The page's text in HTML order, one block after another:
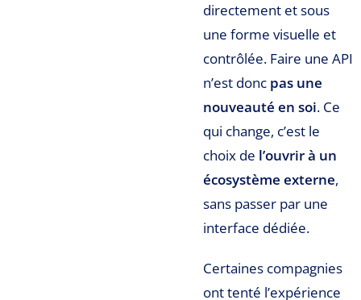
directement et sous
une forme visuelle et
contrôlée. Faire une API
n’est donc pas une
nouveauté en soi. Ce
qui change, c’est le
choix de l’ouvrir à un
écosystème externe,
sans passer par une
interface dédiée.
Certaines compagnies
ont tenté l’expérience